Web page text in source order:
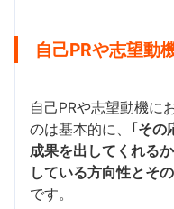
自己PRや志望動
自己PRや志望動機に
のは基本的に、
｢その
成果を出してくれる
している方向性とそ
です。